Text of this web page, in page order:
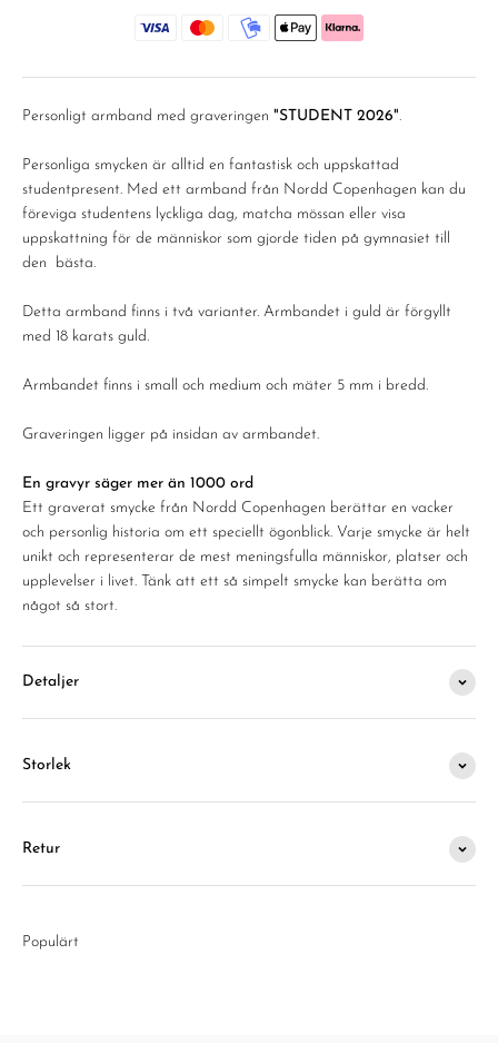
Personligt armband med graveringen "STUDENT 2026".
Personliga smycken är alltid en fantastisk och uppskattad
studentpresent. Med ett armband från Nordd Copenhagen kan du
föreviga studentens lyckliga dag, matcha mössan eller visa
uppskattning för de människor som gjorde tiden på gymnasiet till
den bästa.
Detta armband finns i två varianter. Armbandet i guld är förgyllt
med 18 karats guld.
Armbandet finns i small och medium och mäter 5 mm i bredd.
Graveringen ligger på insidan av armbandet.
En gravyr säger mer än 1000 ord
Ett graverat smycke från Nordd Copenhagen berättar en vacker
och personlig historia om ett speciellt ögonblick. Varje smycke är helt
unikt och representerar de mest meningsfulla människor, platser och
upplevelser i livet. Tänk att ett så simpelt smycke kan berätta om
något så stort.
Detaljer
Storlek
Retur
Populärt